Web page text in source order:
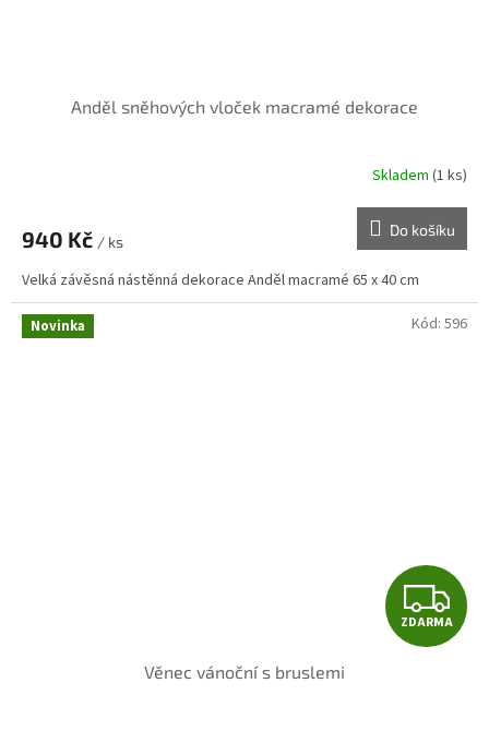
Anděl sněhových vloček macramé dekorace
Skladem (1 ks)
940 Kč / ks
Do košíku
Velká závěsná nástěnná dekorace Anděl macramé 65 x 40 cm
Novinka
Z
D
ZDARMA
Věnec vánoční s bruslemi
Kód: 596